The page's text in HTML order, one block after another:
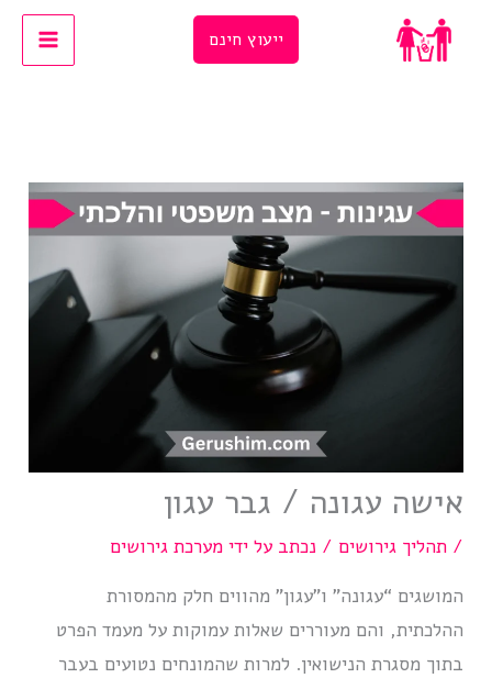
ייעוץ חינם
אישה עגונה / גבר עגון
/תהליך גירושים / נכתב על ידימערכת גירושים
המושגים “עגונה” ו”עגון” מהווים חלק מהמסורת
ההלכתית, והם מעוררים שאלות עמוקות על מעמד הפרט
בתוך מסגרת הנישואין. למרות שהמונחים נטועים בעבר